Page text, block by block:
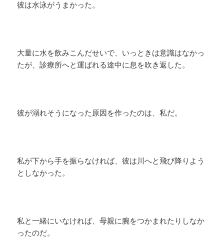
彼は水泳がうまかった。
大量に水を飲みこんだせいで、いっときは意識はなかっ
たが、診療所へと運ばれる途中に息を吹き返した。
彼が溺れそうになった原因を作ったのは、私だ。
私が下から手を振らなければ、彼は川へと飛び降りよう
としなかった。
私と一緒にいなければ、母親に腕をつかまれたりしなか
ったのだ。